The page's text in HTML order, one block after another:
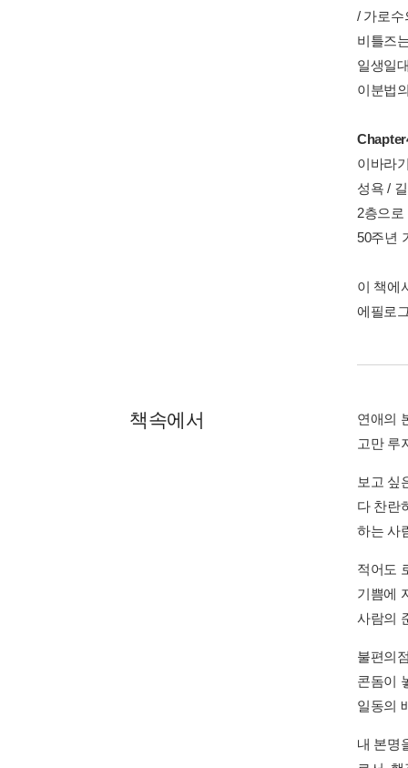
/ 가로수
비틀즈
일생일
이분법
이바라
성욕 /
2층으
50주년
이 책에
에필로
책속에서
연애의
고만 루
보고 싶
다 찬란
하는 사
적어도
기쁨에
사람의
불편의
콘돔이
일동의
내 본명